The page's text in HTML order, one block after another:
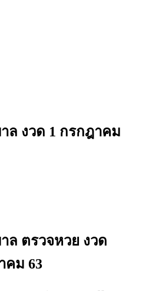
ล งวด 1 กรกฎาคม
ล ตรวจหวย งวด
คม 63